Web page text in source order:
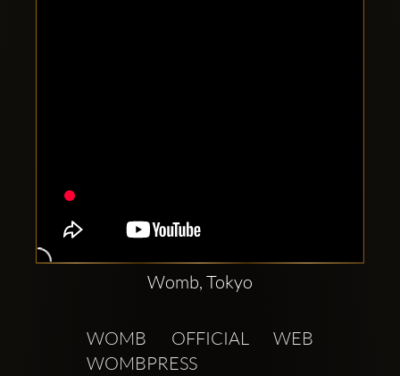
Womb, Tokyo
WOMB OFFICIAL WEB
WOMBPRESS